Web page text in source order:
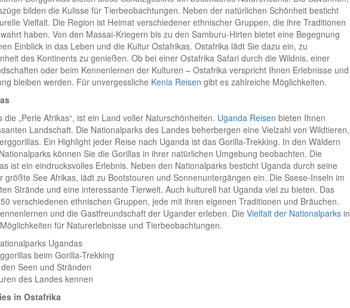
bilden die Kulisse für Tierbeobachtungen. Neben der natürlichen Schönheit besticht
Vielfalt. Die Region ist Heimat verschiedener ethnischer Gruppen, die ihre Traditionen
haben. Von den Massai-Kriegern bis zu den Samburu-Hirten bietet eine Begegnung
Einblick in das Leben und die Kultur Ostafrikas. Ostafrika lädt Sie dazu ein, zu
des Kontinents zu genießen. Ob bei einer Ostafrika Safari durch die Wildnis, einer
oder beim Kennenlernen der Kulturen – Ostafrika verspricht Ihnen Erlebnisse und
bleiben werden. Für unvergessliche Kenia Reisen gibt es zahlreiche Möglichkeiten.
„Perle Afrikas“, ist ein Land voller Naturschönheiten. Uganda Reisen bieten Ihnen
Landschaft. Die Nationalparks des Landes beherbergen eine Vielzahl von Wildtieren,
Ein Highlight jeder Reise nach Uganda ist das Gorilla-Trekking. In den Wäldern
können Sie die Gorillas in ihrer natürlichen Umgebung beobachten. Die
ist ein eindrucksvolles Erlebnis. Neben den Nationalparks besticht Uganda durch seine
größte See Afrikas, lädt zu Bootstouren und Sonnenuntergängen ein. Die Ssese-Inseln im
Strände und eine interessante Tierwelt. Auch kulturell hat Uganda viel zu bieten. Das
verschiedenen ethnischen Gruppen, jede mit ihren eigenen Traditionen und Bräuchen.
und die Gastfreundschaft der Ugander erleben. Die Vielfalt der Nationalparks in
für Naturerlebnisse und Tierbeobachtungen.
Ugandas
beim Gorilla-Trekking
Seen und Stränden
des Landes kennen
in Ostafrika